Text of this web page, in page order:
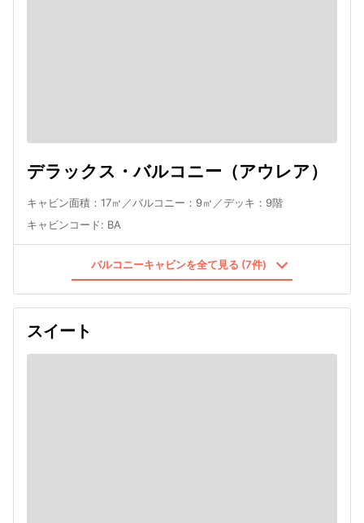
デラックス・バルコニー（アウレア）
キャビン面積：17㎡／バルコニー：9㎡／デッキ：9階
キャビンコード: BA
バルコニーキャビンを全て見る (7件)
スイート